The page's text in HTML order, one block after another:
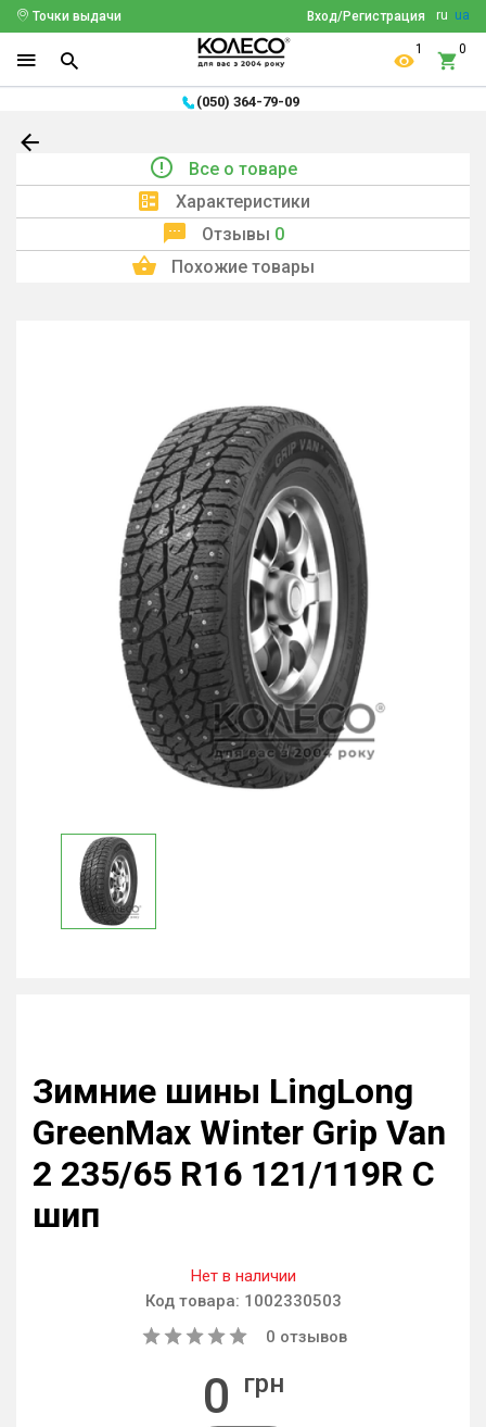
ru ua
Вход/Регистрация
Точки выдачи
1 0
(050) 364-79-09
Все о товаре
Характеристики
Отзывы 0
Похожие товары
Зимние шины LingLong
GreenMax Winter Grip Van
2 235/65 R16 121/119R C
шип
Нет в наличии
Код товара: 1002330503
0 отзывов
0 грн